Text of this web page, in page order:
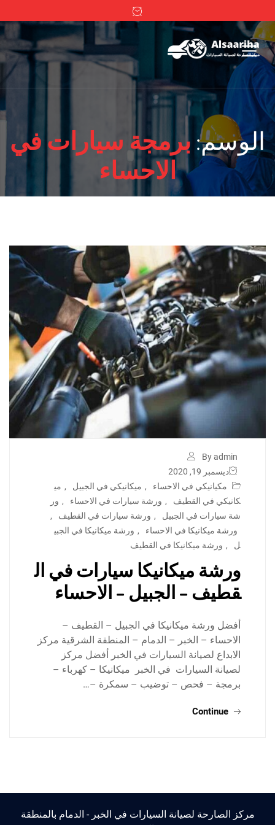
الوسم: برمجة سيارات في
الاحساء
By admin
ديسمبر 19, 2020
مكيانيكي في الاحساء
, ميكانيكي في الجبيل , مي
كانيكي في القطيف
, ورشة سيارات في الاحساء , ور
شة سيارات في الجبيل
, ورشة سيارات في القطيف
,
ورشة ميكانيكا في الاحساء
, ورشة ميكانيكا في الجبي
ل
, ورشة ميكانيكا في القطيف
ورشة ميكانيكا سيارات في ال
قطيف – الجبيل – الاحساء
أفضل ورشة ميكانيكا في الجبيل – القطيف –
الاحساء – الخبر – الدمام – المنطقة الشرقية مركز
الابداع لصيانة السيارات في الخبر أفضل مركز
لصيانة السيارات في الخبر ميكانيكا – كهرباء –
برمجة – فحص – توضيب – سمكرة –…
Continue
مركز الصارحة لصيانة السيارات في الخبر - الدمام بالمنطقة